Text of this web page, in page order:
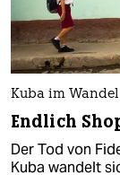
Kuba im Wandel
Endlich
Der Tod von
Kuba wandelt